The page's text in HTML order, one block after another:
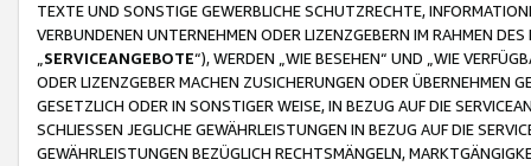
TEXTE UND SONSTIGE GEWERBLICHE SCHUTZRECHTE,
VERBUNDENEN UNTERNEHMEN ODER LIZENZGEBERN IM RAHMEN
SERVICEANGEBOTE“), WERDEN „WIE BESEHEN“ UND „WIE
ODER LIZENZGEBER MACHEN ZUSICHERUNGEN ODER ÜBERNEHMEN
GESETZLICH ODER IN SONSTIGER WEISE, IN BEZUG AUF DIE
SCHLIESSEN JEGLICHE GEWÄHRLEISTUNGEN IN BEZUG AUF DIE
GEWÄHRLEISTUNGEN BEZÜGLICH RECHTSMÄNGELN,